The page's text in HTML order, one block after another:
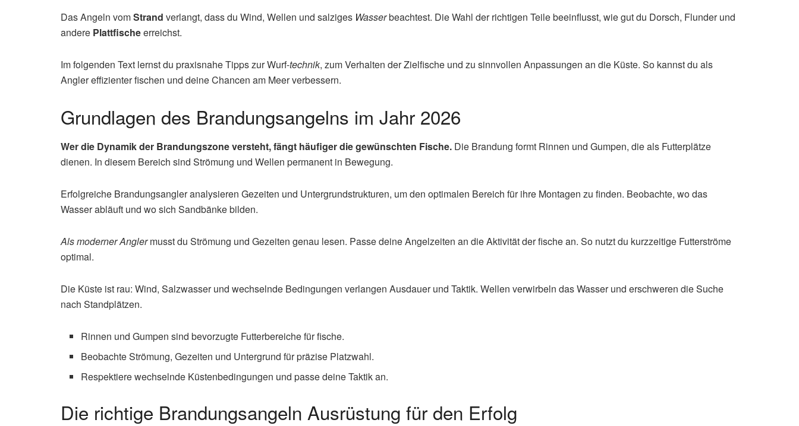
Das Angeln vomStrand verlangt, dass du Wind, Wellen und salziges Wasserbeachtest. Die Wahl der richtigen Teile beeinflusst, wie gut du Dorsch, Flunder und
andere Plattfischeerreichst.
Im folgenden Text lernst du praxisnahe Tipps zur Wurf-technik, zum Verhalten der Zielfische und zu sinnvollen Anpassungen an die Küste. So kannst du als
Angler effizienter fischen und deine Chancen am Meer verbessern.
Grundlagen des Brandungsangelns im Jahr 2026
Wer die Dynamik der Brandungszone versteht, fängt häufiger die gewünschten Fische. Die Brandung formt Rinnen und Gumpen, die als Futterplätze
dienen. In diesem Bereich sind Strömung und Wellen permanent in Bewegung.
Erfolgreiche Brandungsangler analysieren Gezeiten und Untergrundstrukturen, um den optimalen Bereich für ihre Montagen zu finden. Beobachte, wo das
Wasser abläuft und wo sich Sandbänke bilden.
Als moderner Anglermusst du Strömung und Gezeiten genau lesen. Passe deine Angelzeiten an die Aktivität der fische an. So nutzt du kurzzeitige Futterströme
optimal.
Die Küste ist rau: Wind, Salzwasser und wechselnde Bedingungen verlangen Ausdauer und Taktik. Wellen verwirbeln das Wasser und erschweren die Suche
nach Standplätzen.
Rinnen und Gumpen sind bevorzugte Futterbereiche für fische.
Beobachte Strömung, Gezeiten und Untergrund für präzise Platzwahl.
Respektiere wechselnde Küstenbedingungen und passe deine Taktik an.
Die richtige Brandungsangeln Ausrüstung für den Erfolg